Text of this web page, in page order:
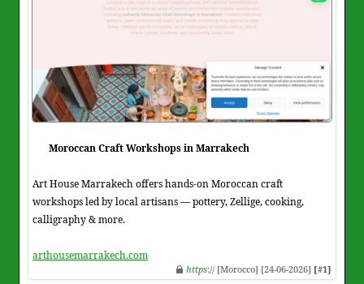
Moroccan Craft Workshops in Marrakech
Art House Marrakech offers hands-on Moroccan craft
workshops led by local artisans — pottery, Zellige, cooking,
calligraphy & more.
arthousemarrakech.com
https:// [Morocco] [24-06-2026] [#1]